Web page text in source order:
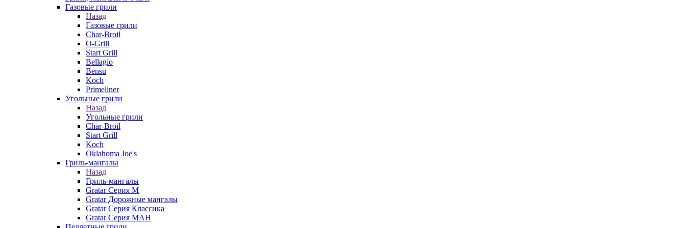
Газовые грили
Назад
Газовые грили
Char-Broil
O-Grill
Start Grill
Bellagio
Bensu
Koch
Primeliner
Угольные грили
Назад
Угольные грили
Char-Broil
Start Grill
Koch
Oklahoma Joe's
Гриль-мангалы
Назад
Гриль-мангалы
Gratar Серия M
Gratar Дорожные мангалы
Gratar Серия Классика
Gratar Серия МАН